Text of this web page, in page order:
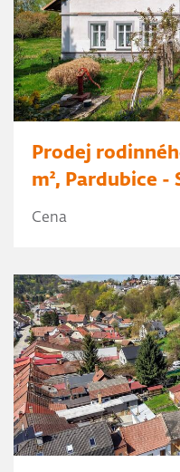
Prodej
m², Pardubice -
Cena